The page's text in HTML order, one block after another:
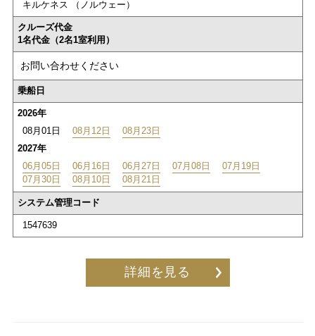
キルケネス （ノルウェー）
クルーズ代金
1名代金（2名1室利用）
お問い合わせください
乗船日
2026年
08月01日
08月12日
08月23日
2027年
06月05日
06月16日 06月27日 07月08日
07月19日
07月30日
08月10日 08月21日
システム管理コード
1547639
詳細を見る